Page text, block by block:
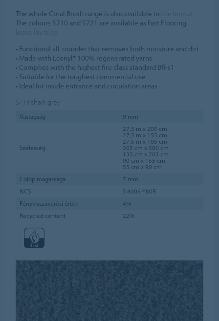
The whole Coral Brush range is also available in
The colours 5710 and 5721 are available as Fast Flooring
• Functional all-rounder that removes both moisture and dirt
• Made with Econyl® 100% regenerated yarns
• Complies with the highest fire class standard Bfl-s1
• Suitable for the toughest commercial use
• Ideal for inside entrance and circulation areas
5714 shark grey
Vastagság 9 mm
Szélesség
27,5 m x 205 cm
27,5 m x 155 cm
27,5 m x 105 cm
205 cm x 300 cm
135 cm x 205 cm
90 cm x 155 cm
55 cm x 90 cm
Cölöp magassága
7 mm
NCS
S 8005-Y80R
Fényvisszaverési érték
4%
Recycled content
22%